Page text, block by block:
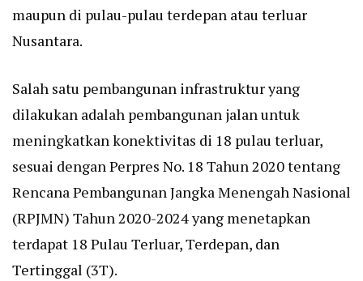
maupun di pulau-pulau terdepan atau terluar
Nusantara.
Salah satu pembangunan infrastruktur yang
dilakukan adalah pembangunan jalan untuk
meningkatkan konektivitas di 18 pulau terluar,
sesuai dengan Perpres No. 18 Tahun 2020 tentang
Rencana Pembangunan Jangka Menengah Nasional
(RPJMN) Tahun 2020-2024 yang menetapkan
terdapat 18 Pulau Terluar, Terdepan, dan
Tertinggal (3T).